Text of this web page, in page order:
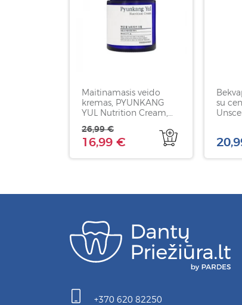
Maitinamasis veido
kremas, PYUNKANG
YUL Nutrition Cream,
16,99 €
26,99 €
su
+370 620 82250